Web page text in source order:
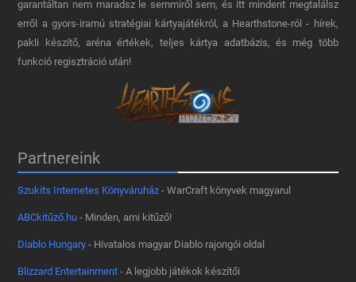
garantáltan nem maradsz le semmiről sem, és itt mindent megtalálsz
erről a gyors-iramú stratégiai kártyajátékról, a Hearthstone-ról - hírek,
pakli készítő, aréna értékek, teljes kártya adatbázis, és még több
funkció regisztráció után!
Partnereink
Szukits Internetes Könyváruház - WarCraft könyvek magyarul
ABCkitűző.hu - Minden, ami kitűző!
Diablo Hungary - Hivatalos magyar Diablo rajongói oldal
Blizzard Entertainment - A legjobb játékok készítői